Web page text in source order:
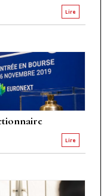
Lire
Lire